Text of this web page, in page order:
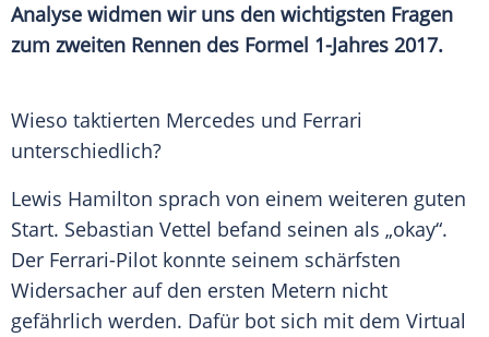
Analyse widmen wir uns den wichtigsten Fragen
zum zweiten Rennen des Formel 1-Jahres 2017.
Wieso taktierten Mercedes und Ferrari
unterschiedlich?
Lewis Hamilton sprach von einem weiteren guten
Start. Sebastian Vettel befand seinen als „okay“.
Der Ferrari-Pilot konnte seinem schärfsten
Widersacher auf den ersten Metern nicht
gefährlich werden. Dafür bot sich mit dem Virtual